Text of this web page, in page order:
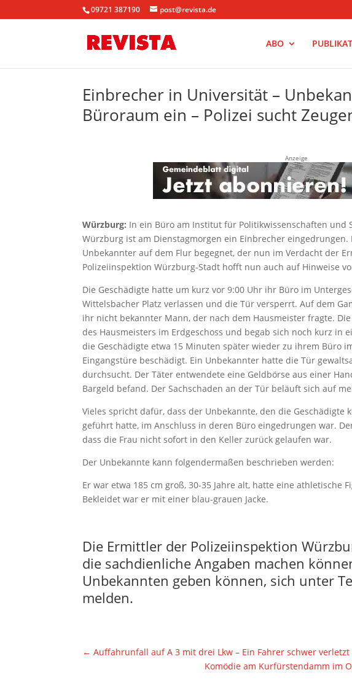
09721 387190 post@revista.de
ABO
Einbrecher in Universität –
Büroraum ein – Polizei sucht
Anzeige
Würzburg: In ein Büro am Institut für Politikwissenschaften und
Würzburg ist am Dienstagmorgen ein Einbrecher
Unbekannter auf dem Flur begegnet, der nun im Verdacht der
Polizeiinspektion Würzburg-Stadt hofft nun auch auf Hinweise
Die Geschädigte hatte um kurz vor 9:00 Uhr ihr Büro im
Wittelsbacher Platz verlassen und die Tür versperrt. Auf dem
ihr nicht bekannter Mann, der nach dem Hausmeister fragte.
des Hausmeisters im Erdgeschoss und begab sich noch kurz in
die Geschädigte etwa 15 Minuten später wieder zu ihrem Büro
Eingangstüre beschädigt. Ein Unbekannter hatte die Tür
durchsucht. Der Täter entwendete eine Geldbörse aus einer
Bargeld befand. Der Sachschaden an der Tür beläuft sich auf
Vieles spricht dafür, dass der Unbekannte, den die Geschädigte
geführt hatte, im Anschluss in deren Büro eingedrungen war.
dass die Frau nicht sofort in den Keller zurück gelaufen war.
Der Unbekannte kann folgendermaßen beschrieben werden:
Er war etwa 185 cm groß, 30-35 Jahre alt, hatte eine athletische
Bekleidet war er mit einer blau-grauen Jacke.
Die Ermittler der Polizeiinspektion
die sachdienliche Angaben machen
Unbekannten geben können, sich unter
melden.
←Auffahrunfall auf A 3 mit drei Lkw – Ein Fahrer schwer verletzt
Komödie am Kurfürstendamm im